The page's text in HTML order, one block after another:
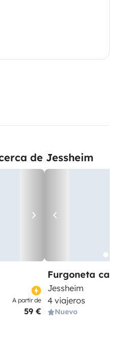
de Jessheim
A partir de
59 €
Furgoneta
Jessheim
4 viajeros
Nuevo